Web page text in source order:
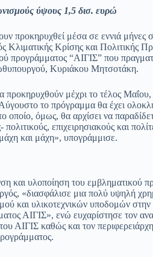
ύψους 1,5 δισ. ευρώ
προκηρυχθεί μέσα σε εννιά μήνες
Κρίσης και Πολιτικής
προγράμματος “ΑΙΓΙΣ” που
Κυριάκου Μητσοτάκη.
μέχρι το τέλος
το πρόγραμμα θα έχει
οποίο, όμως, θα αρχίσει να
επιχειρησιακούς και
και μάχη», υπογράμμισε.
και υλοποίηση του εμβληματικού
«διασφάλισε μια πολύ υψηλή
και υλικοτεχνικών υποδομών στην
ΑΙΓΙΣ», ενώ ευχαρίστησε τον
ΑΙΓΙΣ καθώς και τον